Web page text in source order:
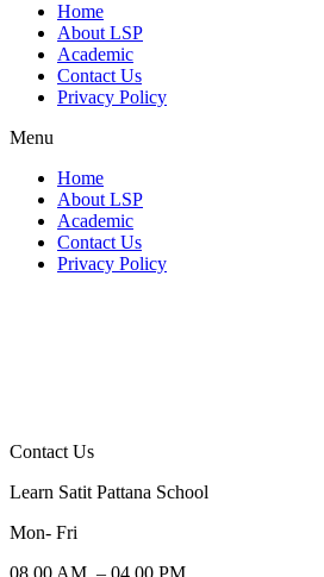
Home
About LSP
Academic
Contact Us
Privacy Policy
Menu
Home
About LSP
Academic
Contact Us
Privacy Policy
Contact Us
Learn Satit Pattana School
Mon- Fri